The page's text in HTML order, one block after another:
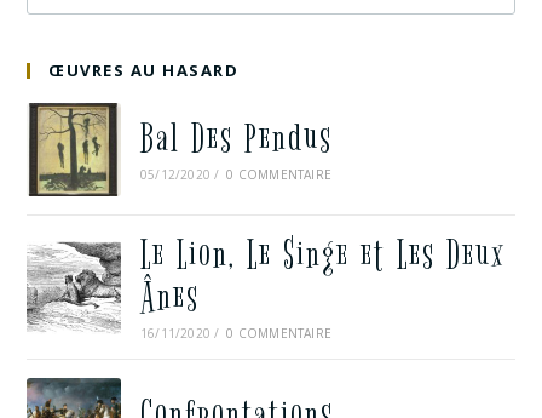
ŒUVRES AU HASARD
Bal Des Pendus
05/12/2020 / 0 COMMENTAIRE
Le Lion, Le Singe et Les Deux
Ânes
16/11/2020 / 0 COMMENTAIRE